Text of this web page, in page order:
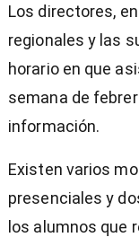
Los directores,
regionales y las
horario en que
semana de
información.
Existen varios
presenciales y
los alumnos que